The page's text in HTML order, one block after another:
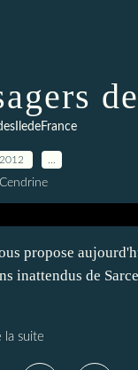
propose
inattendus de
la suite